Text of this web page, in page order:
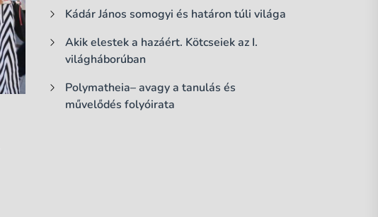
Kádár János somogyi és határon túli világa
Akik elestek a hazáért. Kötcseiek az I.
világháborúban
Polymatheia– avagy a tanulás és
művelődés folyóirata